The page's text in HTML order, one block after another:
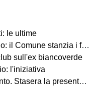
le ultime
Comune stanzia i fondi
sull'ex biancoverde
l'iniziativa
la presentazione in Piazza